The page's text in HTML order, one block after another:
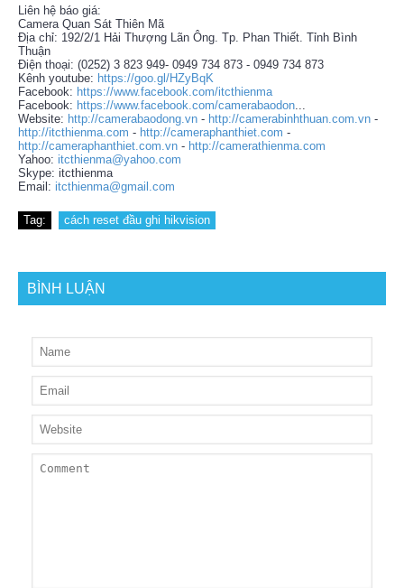
Liên hệ báo giá:
Camera Quan Sát Thiên Mã
Địa chỉ: 192/2/1 Hải Thượng Lãn Ông. Tp. Phan Thiết. Tỉnh Bình
Thuận
Điện thoại: (0252) 3 823 949- 0949 734 873 - 0949 734 873
Kênh youtube: https://goo.gl/HZyBqK
Facebook: https://www.facebook.com/itcthienma
Facebook: https://www.facebook.com/camerabaodon
Website: http://camerabaodong.vn - http://camerabinhthuan.com.vn -
http://itcthienma.com - http://cameraphanthiet.com -
http://cameraphanthiet.com.vn - http://camerathienma.com
Yahoo: itcthienma@yahoo.com
Skype: itcthienma
Email: itcthienma@gmail.com
Tag: cách reset đầu ghi hikvision
BÌNH LUẬN